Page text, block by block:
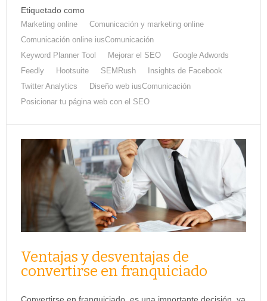
Etiquetado como
Marketing online
Comunicación y marketing online
Comunicación online iusComunicación
Keyword Planner Tool
Mejorar el SEO
Google Adwords
Feedly
Hootsuite SEMRush
Insights de Facebook
Twitter Analytics
Diseño web iusComunicación
Posicionar tu página web con el SEO
Ventajas y desventajas de
convertirse en franquiciado
Convertirse en franquiciado, es una importante decisión, ya